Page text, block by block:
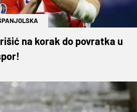
na korak do povratka u